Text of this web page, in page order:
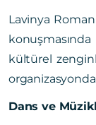
Lavinya
kültürel
Dans ve